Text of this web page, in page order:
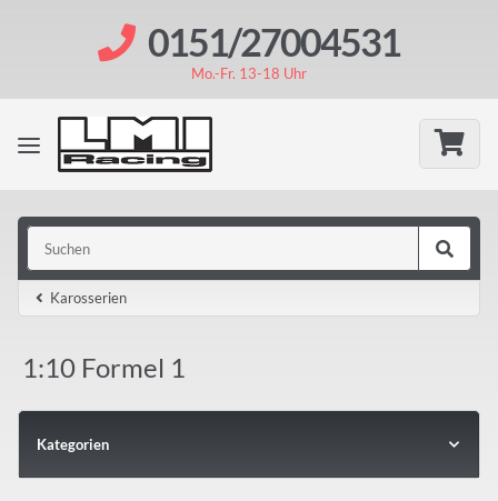
0151/27004531
Mo.-Fr. 13-18 Uhr
Karosserien
1:10 Formel 1
Kategorien